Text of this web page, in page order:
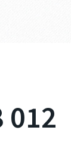
012